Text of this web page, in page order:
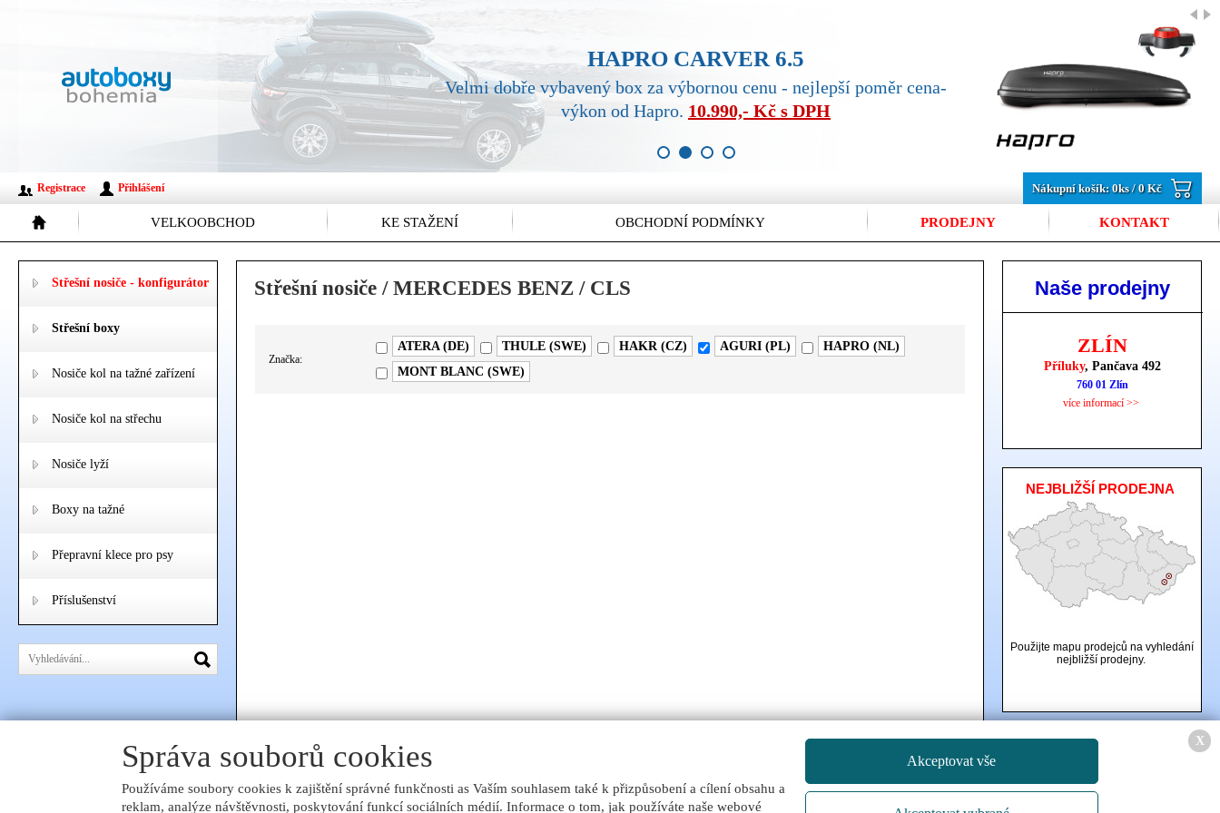
HAPRO CARVER 6.5
Velmi dobře vybavený box za výbornou cenu - nejlepší poměr cena-
výkon od Hapro. 10.990,- Kč s DPH
Nákupní košík:0ks /0 Kč
VELKOOBCHOD KE STAŽENÍ OBCHODNÍ PODMÍNKY PRODEJNY KONTAKT
Registrace Přihlášení
Střešní nosiče / MERCEDES BENZ / CLS
Střešní nosiče - konfigurátor
Střešní boxy
Nosiče kol na tažné zařízení
Nosiče kol na střechu
Nosiče lyží
Boxy na tažné
Přepravní klece pro psy
Příslušenství
Značka:
ATERA (DE) THULE (SWE) HAKR (CZ) AGURI (PL)
HAPRO (NL)
MONT BLANC (SWE)
Naše prodejny
ZLÍN
Příluky, Pančava 492
760 01 Zlín
více informací >>
NEJBLIŽŠÍ PRODEJNA
Použijte mapu prodejců na vyhledání
nejbližší prodejny.
, Copyright
X
Správa souborů cookies
Používáme soubory cookies k zajištění správné funkčnosti as Vaším souhlasem také k přizpůsobení a cílení obsahu a
reklam, analýze návštěvnosti, poskytování funkcí sociálních médií. Informace o tom, jak používáte naše webové
Akceptovat vše